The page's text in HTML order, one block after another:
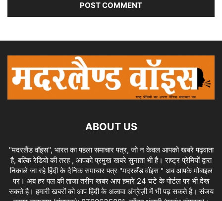
ABOUT US
"मदरलैंड वॉइस", भारत का पहला समाचार पत्र, जो न केवल आपको खबरे पढ़वाता
है, बल्कि रेडियो की तरह , आपको प्रमुख खबरे सुनाता भी है। राष्ट्र प्रेमियों द्वारा
निकाले जा रहे हिंदी के दैनिक समाचार पत्र "मदरलैंड वॉइस " अब आपके मोबाइल
पर। अब हर पल की ताजा तरीन खबर आप हमारे 24 घंटे के पोर्टल पर भी देख
सकते है। हमारी खबरों को आप हिंदी के अलावा अंग्रेज़ी में भी पढ़ सकते है। संजय